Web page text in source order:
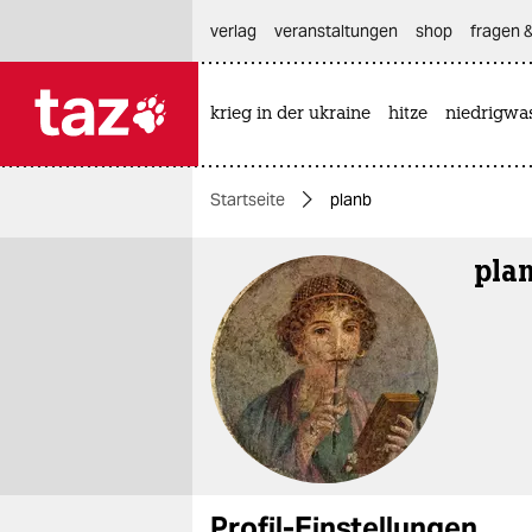
themen
politik
öko
gesellschaft
kultur
verlag
veranstaltungen shop fragen
krieg in der ukraine hitze
Startseite planb